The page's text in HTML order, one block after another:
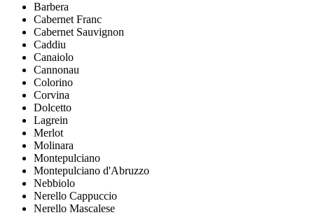
Barbera
Cabernet Franc
Cabernet Sauvignon
Caddiu
Canaiolo
Cannonau
Colorino
Corvina
Dolcetto
Lagrein
Merlot
Molinara
Montepulciano
Montepulciano d'Abruzzo
Nebbiolo
Nerello Cappuccio
Nerello Mascalese